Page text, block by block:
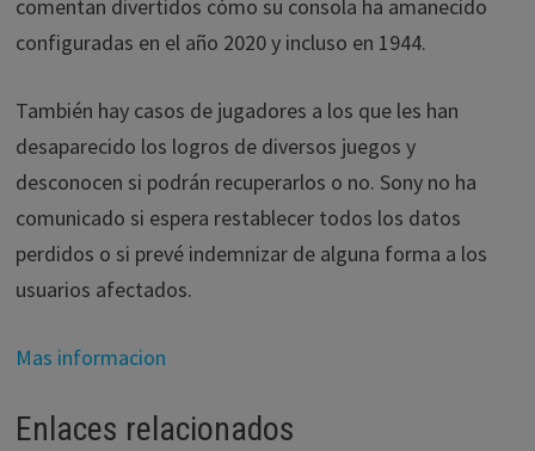
comentan divertidos cómo su consola ha amanecido
configuradas en el año 2020 y incluso en 1944.
También hay casos de jugadores a los que les han
desaparecido los logros de diversos juegos y
desconocen si podrán recuperarlos o no. Sony no ha
comunicado si espera restablecer todos los datos
perdidos o si prevé indemnizar de alguna forma a los
usuarios afectados.
Mas informacion
Enlaces relacionados